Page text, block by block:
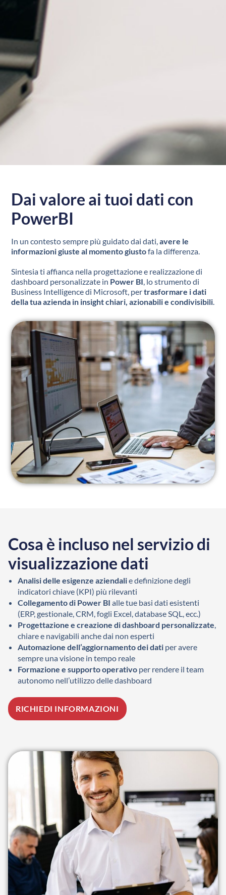
Dai valore ai tuoi dati con
PowerBI
In un contesto sempre più guidato dai dati,avere le
informazioni giuste al momento giustofa la differenza.
Sintesia ti affianca nella progettazione e realizzazione di
dashboard personalizzate in Power BI, lo strumento di
Business Intelligence di Microsoft, pertrasformare i dati
della tua azienda in insight chiari, azionabili e condivisibili.
Cosa è incluso nel servizio di
visualizzazione dati
Analisi delle esigenze aziendalie definizione degli
indicatori chiave (KPI) più rilevanti
Collegamento di Power BI alle tue basi dati esistenti
(ERP, gestionale, CRM, fogli Excel, database SQL, ecc.)
Progettazione e creazione di dashboard personalizzate
chiare e navigabili anche dai non esperti
Automazione dell’aggiornamento dei dati per avere
sempre una visione in tempo reale
Formazione e supporto operativo per rendere il team
autonomo nell’utilizzo delle dashboard
RICHIEDI INFORMAZIONI